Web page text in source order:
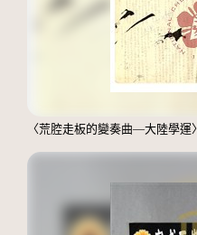
〈荒腔走板的變奏曲—大陸學運〉